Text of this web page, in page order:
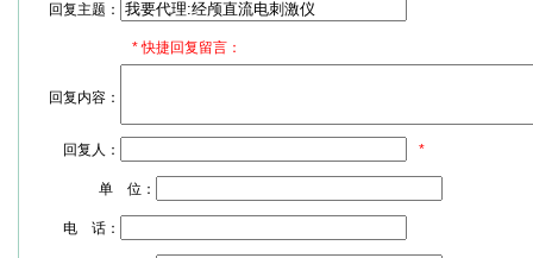
回复主题：
*快捷回复留言：
回复内容：
回复人： *
单 位：
电 话：